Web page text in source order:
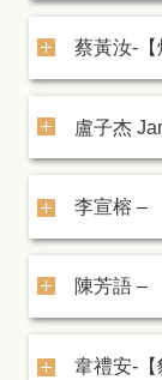
蔡黃汝-【
盧子杰
李宣榕 –
陳芳語 –
韋禮安-【